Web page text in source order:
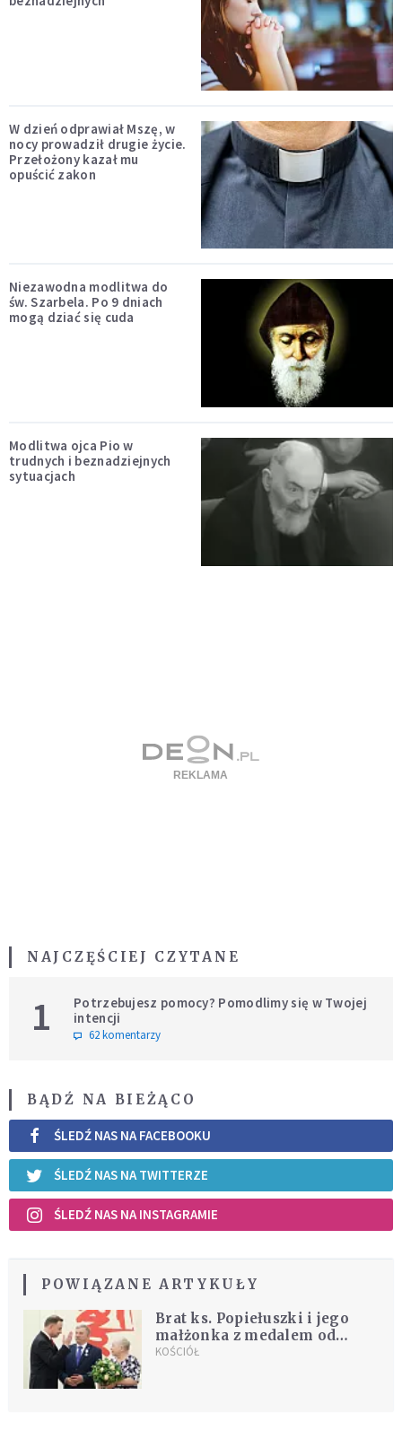
W dzień odprawiał Mszę, w
nocy prowadził drugie życie.
Przełożony kazał mu
opuścić zakon
Niezawodna modlitwa do
św. Szarbela. Po 9 dniach
mogą dziać się cuda
Modlitwa ojca Pio w
trudnych i beznadziejnych
sytuacjach
NAJCZĘŚCIEJ CZYTANE
1
Potrzebujesz pomocy? Pomodlimy się w Twojej
intencji
62 komentarzy
BĄDŹ NA BIEŻĄCO
ŚLEDŹ NAS NA FACEBOOKU
ŚLEDŹ NAS NA TWITTERZE
ŚLEDŹ NAS NA INSTAGRAMIE
POWIĄZANE ARTYKUŁY
Brat ks. Popiełuszki i jego
małżonka z medalem od
Prezydenta RP
KOŚCIÓŁ